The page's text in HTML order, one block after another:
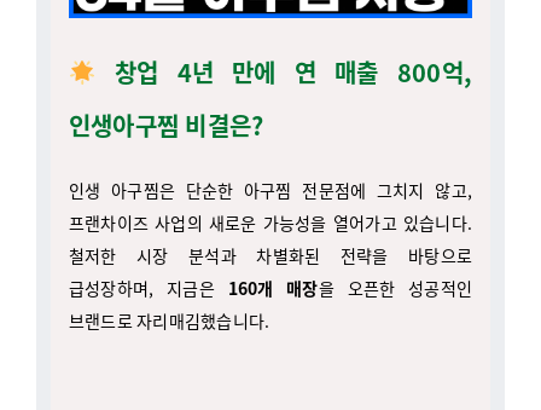
인생아구찜 비결은?
프랜차이즈 사업의 새로운 가능성을 열어가고 있습니다.
철저한 시장 분석과 차별화된 전략을 바탕으로
급성장하며, 지금은160개 매장 을 오픈한 성공적인
브랜드로 자리매김했습니다.